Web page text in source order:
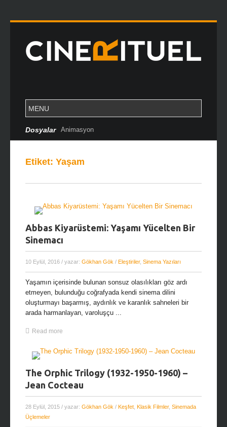
Dosyalar Animasyon
Etiket: Yaşam
Abbas Kiyarüstemi: Yaşamı Yücelten Bir
Sinemacı
10 Eylül, 2016 / yazar: Gökhan Gök / Eleştiriler, Sinema Yazıları
Yaşamın içerisinde bulunan sonsuz olasılıkları göz ardı
etmeyen, bulunduğu coğrafyada kendi sinema dilini
oluşturmayı başarmış, aydınlık ve karanlık sahneleri bir
arada harmanlayan, varoluşçu ...
Read more
The Orphic Trilogy (1932-1950-1960) –
Jean Cocteau
28 Eylül, 2015 / yazar: Gökhan Gök / Keşfet Klasik Filmler, Sinemada
Üçlemeler